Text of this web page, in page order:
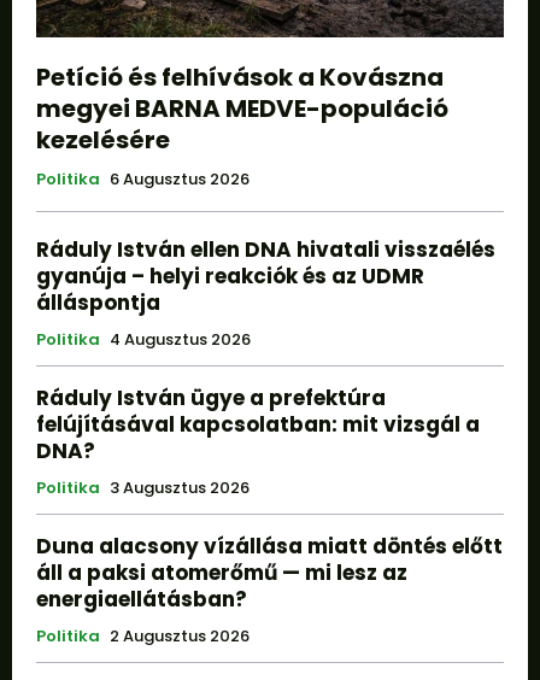
Petíció és felhívások a Kovászna
megyei BARNA MEDVE-populáció
kezelésére
Politika 6 Augusztus 2026
Ráduly István ellen DNA hivatali visszaélés
gyanúja – helyi reakciók és az UDMR
álláspontja
Politika 4 Augusztus 2026
Ráduly István ügye a prefektúra
felújításával kapcsolatban: mit vizsgál a
DNA?
Politika 3 Augusztus 2026
Duna alacsony vízállása miatt döntés előtt
áll a paksi atomerőmű — mi lesz az
energiaellátásban?
Politika 2 Augusztus 2026